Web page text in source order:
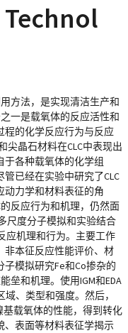
方法，是实现清洁生产和
一是载氧体的反应活性和
程的化学反应行为与反应
尖晶石材料在CLC中表现出
于各种载氧体的化学组
已经在实验中研究了CLC
动力学和材料表征的角
反应行为和机理，仍然面
尺度分子模拟和实验结合
应机理和行为。主要工作
非本征反应性能评价、材
模拟研究Fe和Co掺杂的
垒和机理。使用IGM和EDA
、类型和强度。然后，
基载氧体的性能，得到转化
、表面等材料表征学揭示